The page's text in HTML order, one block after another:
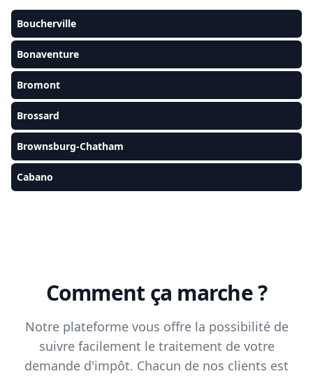
Boucherville
Bonaventure
Bromont
Brossard
Brownsburg-Chatham
Cabano
Comment ça marche ?
Notre plateforme vous offre la possibilité de
suivre facilement le traitement de votre
demande d'impôt. Chacun de nos clients est